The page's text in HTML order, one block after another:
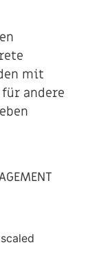
mit
für andere